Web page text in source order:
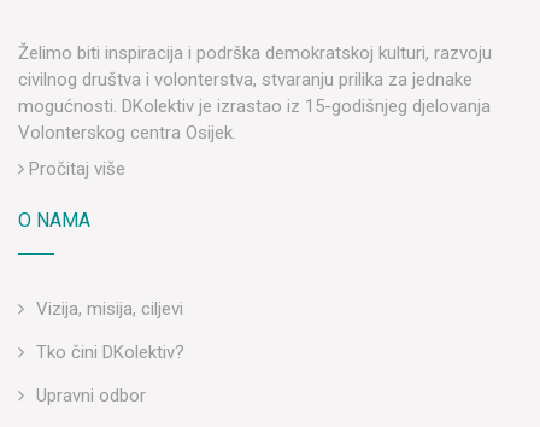
Želimo biti inspiracija i podrška demokratskoj kulturi, razvoju
civilnog društva i volonterstva, stvaranju prilika za jednake
mogućnosti. DKolektiv je izrastao iz 15-godišnjeg djelovanja
Volonterskog centra Osijek.
Pročitaj više
O NAMA
Vizija, misija, ciljevi
Tko čini DKolektiv?
Upravni odbor